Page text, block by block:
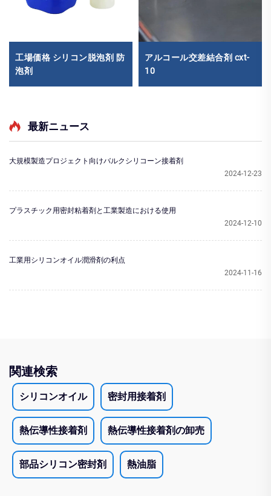
工場価格 シリコン脱泡剤 防
泡剤
アルコール交差結合剤 cxt-
10
最新ニュース
大規模製造プロジェクト向けバルクシリコーン接着剤
2024-12-23
プラスチック用密封粘着剤と工業製造における使用
2024-12-10
工業用シリコンオイル潤滑剤の利点
2024-11-16
関連検索
シリコンオイル 密封用接着剤
熱伝導性接着剤 熱伝導性接着剤の卸売
部品シリコン密封剤 熱油脂